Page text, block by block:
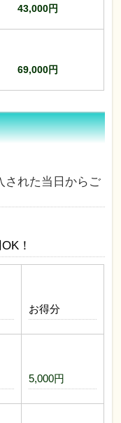
43,000円
69,000円
された当日からご
！
お得分
5,000円